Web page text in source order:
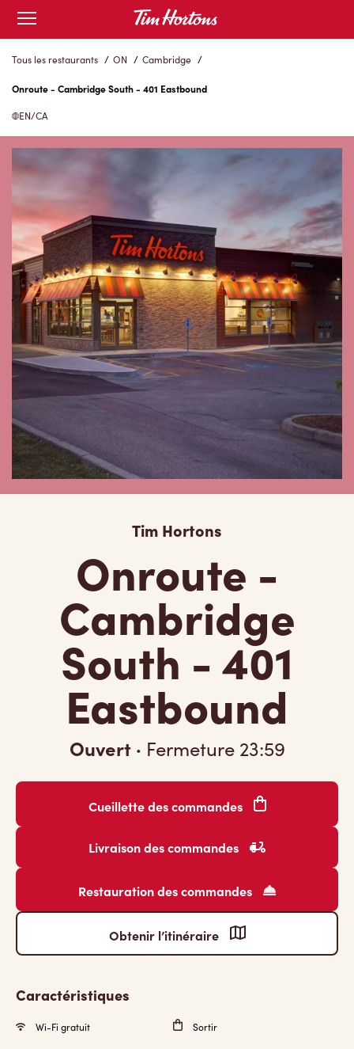
Skip
Content
Open
mobile
menu
Tous les restaurants / ON / Cambridge /
Onroute - Cambridge South - 401 Eastbound
EN/CA
Tim Hortons
Onroute -
Cambridge
South - 401
Eastbound
Ouvert · Fermeture 23:59
Cueillette des commandes
Livraison des commandes
Restauration des commandes
Obtenir l’itinéraire
Caractéristiques
Wi-Fi gratuit Sortir